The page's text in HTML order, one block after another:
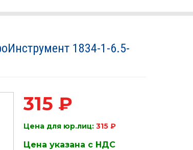
1834-1-6.5-
315 ₽
Цена для юр.лиц: 315 ₽
Цена указана с НДС